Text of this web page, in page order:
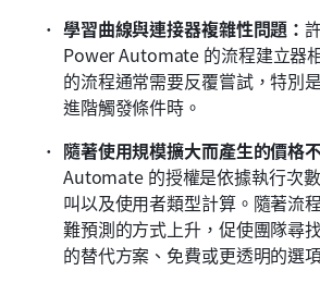
學習曲線與連接器複雜性問題：
Power Automate 的流程建立器
的流程通常需要反覆嘗試，特別
進階觸發條件時。
隨著使用規模擴大而產生的價格
Automate 的授權是依據執行次
叫以及使用者類型計算。隨著流
難預測的方式上升，促使團隊尋
的替代方案、免費或更透明的選